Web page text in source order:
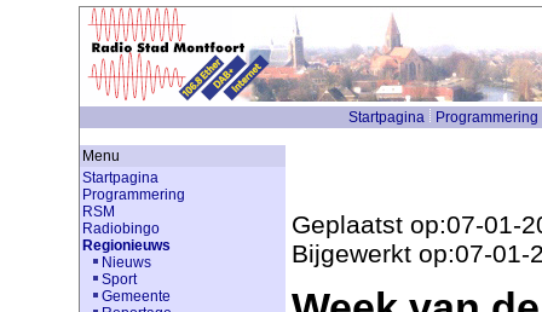
Startpagina Programmering
Menu
Startpagina
Programmering
RSM
Radiobingo
Regionieuws
Nieuws
Sport
Gemeente
Geplaatst op:07-01-
Bijgewerkt op:07-01-